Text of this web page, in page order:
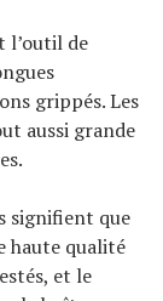
l’outil de
grippés. Les
aussi grande
signifient que
haute qualité
et le